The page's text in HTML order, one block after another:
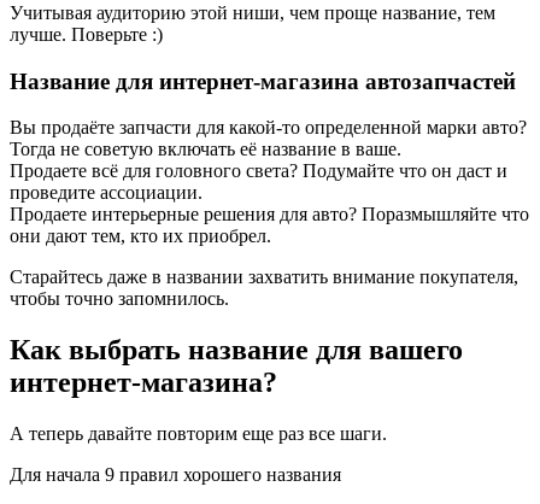
Учитывая аудиторию этой ниши, чем проще название, тем
лучше. Поверьте :)
Название для интернет-магазина автозапчастей
Вы продаёте запчасти для какой-то определенной марки авто?
Тогда не советую включать её название в ваше.
Продаете всё для головного света? Подумайте что он даст и
проведите ассоциации.
Продаете интерьерные решения для авто? Поразмышляйте что
они дают тем, кто их приобрел.
Старайтесь даже в названии захватить внимание покупателя,
чтобы точно запомнилось.
Как выбрать название для вашего
интернет-магазина?
А теперь давайте повторим еще раз все шаги.
Для начала 9 правил хорошего названия